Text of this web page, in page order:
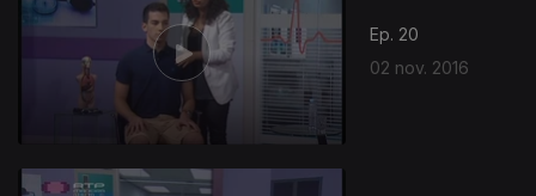
Ep. 20
02 nov. 2016